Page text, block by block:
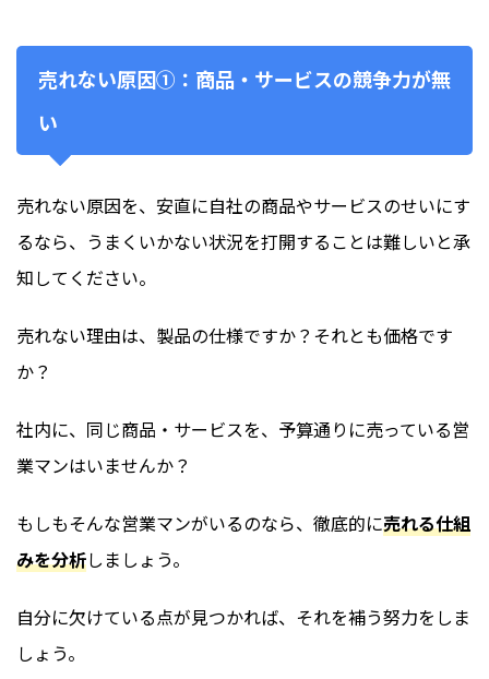
売れない原因➀：商品・サービスの競争力が無
い
売れない原因を、安直に自社の商品やサービスのせいにす
るなら、うまくいかない状況を打開することは難しいと承
知してください。
売れない理由は、製品の仕様ですか？それとも価格です
か？
社内に、同じ商品・サービスを、予算通りに売っている営
業マンはいませんか？
もしもそんな営業マンがいるのなら、徹底的に売れる仕組
みを分析しましょう。
自分に欠けている点が見つかれば、それを補う努力をしま
しょう。